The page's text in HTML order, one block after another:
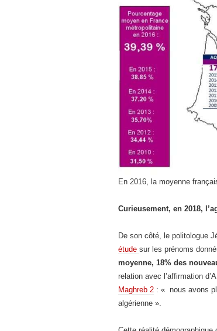
En 2016, la moyenne
Curieusement, en 2018,
De son côté, le politologue
étude sur les prénoms
moyenne, 18% des
relation avec l’affirmation
Maghreb 2 : « nous avons
algérienne ».